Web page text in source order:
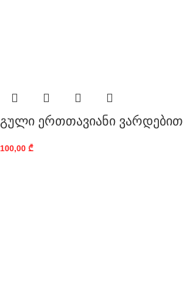
გული ერთთავიანი ვარდებით
100,00 ₾